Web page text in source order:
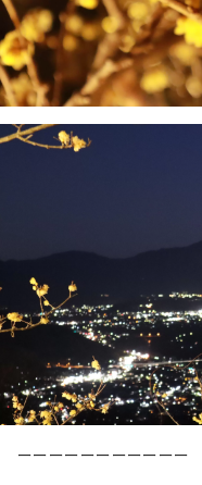
ーーーーーーーーーーー